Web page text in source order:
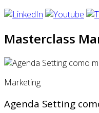
Masterclass
Marketing
Agenda Setting